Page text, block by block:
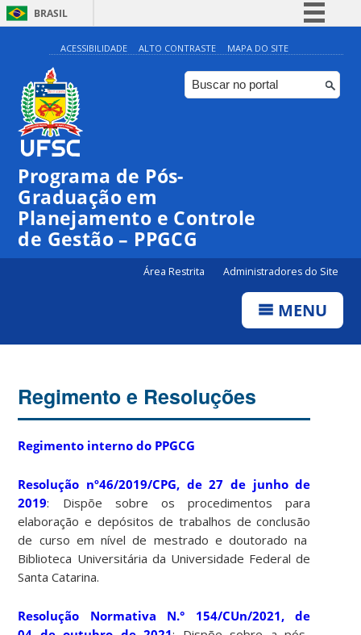
BRASIL
Simplifique!
Comunica BR
Participe
ACESSIBILIDADE ALTO CONTRASTE MAPA DO SITE
Programa de Pós-
Graduação em
Planejamento e Controle
de Gestão – PPGCG
Área Restrita Administradores do Site
MENU
Regimento e Resoluções
Regimento interno do PPGCG
Resolução nº46/2019/CPG, de 27 de junho de
2019: Dispõe sobre os procedimentos para
elaboração e depósitos de trabalhos de conclusão
de curso em nível de mestrado e doutorado na
Biblioteca Universitária da Universidade Federal de
Santa Catarina.
Resolução Normativa N.° 154/CUn/2021, de